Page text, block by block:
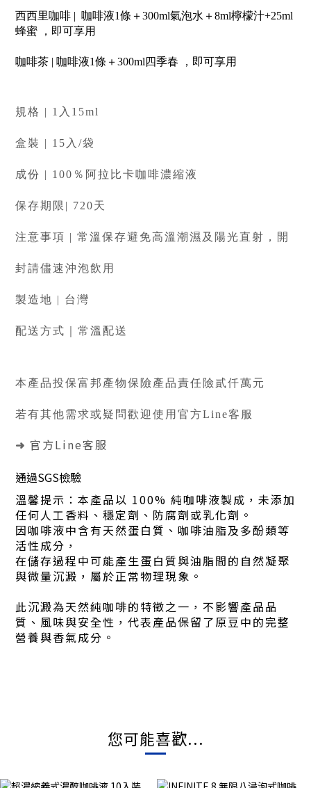
西西里咖啡 | 咖啡液1條＋300ml氣泡水＋8ml檸檬汁+25ml
蜂蜜 ，即可享用
咖啡茶 | 咖啡液1條＋300ml四季春 ，即可享用
規格 | 1入15ml
盒裝 | 15入/袋
成份 | 100％阿拉比卡咖啡濃縮液
保存期限| 720天
注意事項 | 常溫保存避免高溫潮濕及陽光直射，開
封請儘速沖泡飲用
製造地 | 台灣
配送方式｜常溫配送
本產品投保富邦產物保險產品責任險貳仟萬元
若有其他需求或疑問歡迎使用官方Line客服
➜ 官方Line客服
通過SGS檢驗
溫馨提示：本產品以 100% 純咖啡液製成，未添加
任何人工香料、穩定劑、防腐劑或乳化劑。
因咖啡液中含有天然蛋白質、咖啡油脂及多酚類等
活性成分，
在儲存過程中可能產生蛋白質與油脂間的自然凝聚
與微量沉澱，屬於正常物理現象。
此沉澱為天然純咖啡的特徵之一，不影響產品品
質、風味與安全性，代表產品保留了原豆中的完整
營養與香氣成分。
您可能喜歡...